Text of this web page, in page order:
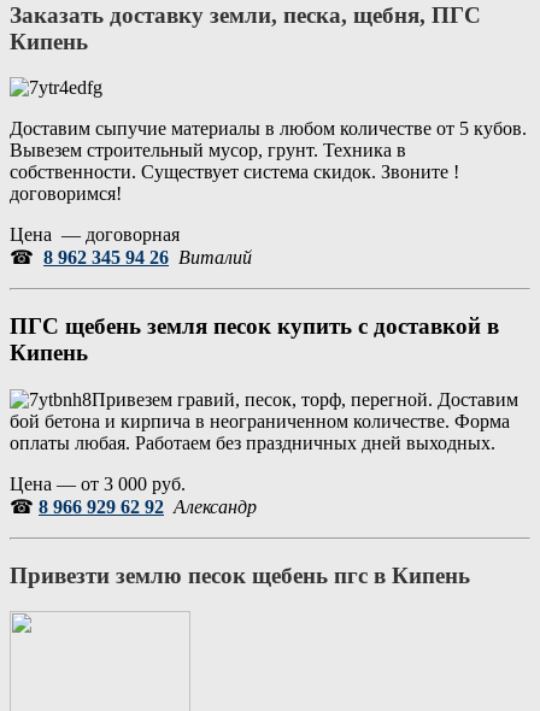
Заказать доставку земли, песка, щебня, ПГС
Кипень
Доставим сыпучие материалы в любом количестве от 5 кубов.
Вывезем строительный мусор, грунт. Техника в
собственности. Существует система скидок. Звоните !
договоримся!
Цена — договорная
☎ 8 962 345 94 26 Виталий
ПГС щебень земля песок купить с доставкой в
Кипень
Привезем гравий, песок, торф, перегной. Доставим
бой бетона и кирпича в неограниченном количестве. Форма
оплаты любая. Работаем без праздничных дней выходных.
Цена — от 3 000 руб.
☎ 8 966 929 62 92 Александр
Привезти землю песок щебень пгс в Кипень